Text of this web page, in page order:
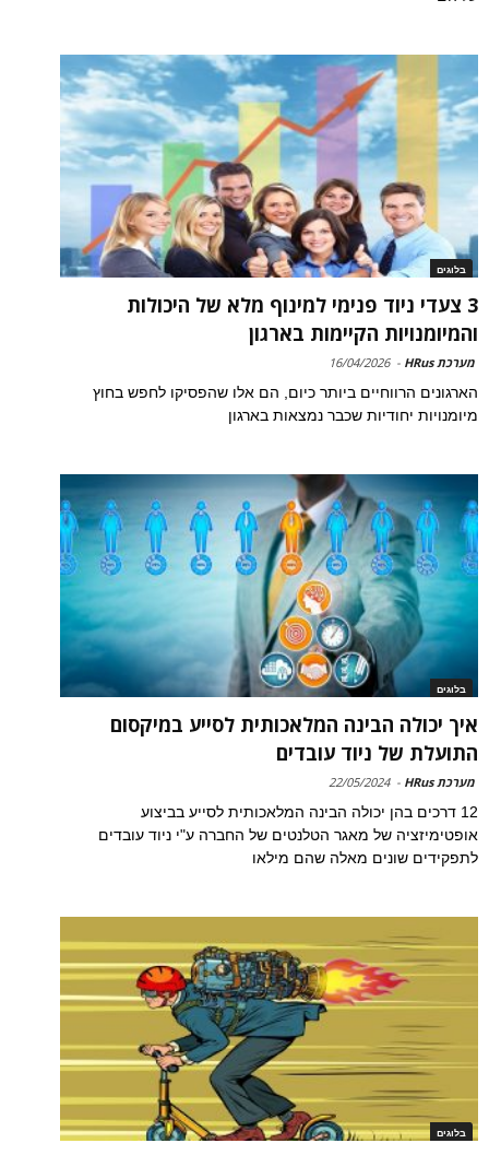
בלוגים
3 צעדי ניוד פנימי למינוף מלא של היכולות
והמיומנויות הקיימות בארגון
מערכת HRus -
16/04/2026
הארגונים הרווחיים ביותר כיום, הם אלו שהפסיקו לחפש בחוץ
מיומנויות יחודיות שכבר נמצאות בארגון
בלוגים
איך יכולה הבינה המלאכותית לסייע במיקסום
התועלת של ניוד עובדים
מערכת HRus -
22/05/2024
12 דרכים בהן יכולה הבינה המלאכותית לסייע בביצוע
אופטימיזציה של מאגר הטלנטים של החברה ע"י ניוד עובדים
לתפקידים שונים מאלה שהם מילאו
בלוגים